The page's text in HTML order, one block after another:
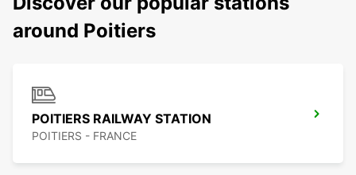
around Poitiers
POITIERS RAILWAY STATION
POITIERS - FRANCE